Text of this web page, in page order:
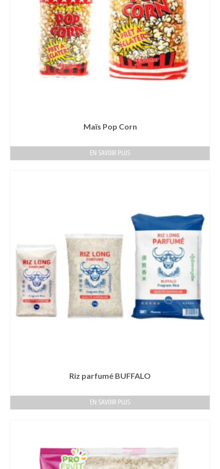
Maïs Pop Corn
EN SAVOIR PLUS
Riz parfumé BUFFALO
EN SAVOIR PLUS